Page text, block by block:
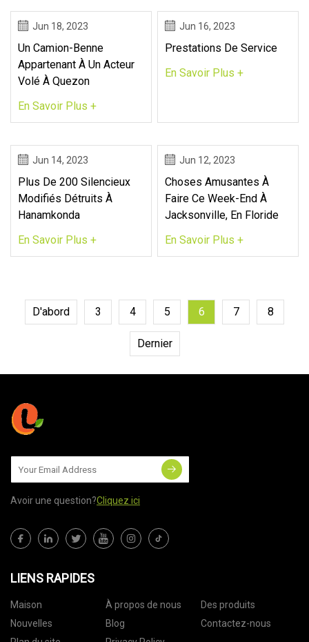
Jun 18, 2023
Un Camion-Benne
Appartenant À Un Acteur
Volé À Quezon
En Savoir Plus +
Jun 16, 2023
Prestations De Service
En Savoir Plus +
Jun 14, 2023
Plus De 200 Silencieux
Modifiés Détruits À
Hanamkonda
En Savoir Plus +
Jun 12, 2023
Choses Amusantes À
Faire Ce Week-End À
Jacksonville, En Floride
En Savoir Plus +
D'abord 3 4 5 6 7 8
Dernier
Avoir une question?Cliquez ici
LIENS RAPIDES
Maison À propos de nous
Des produits
Nouvelles
Blog
Contactez-nous